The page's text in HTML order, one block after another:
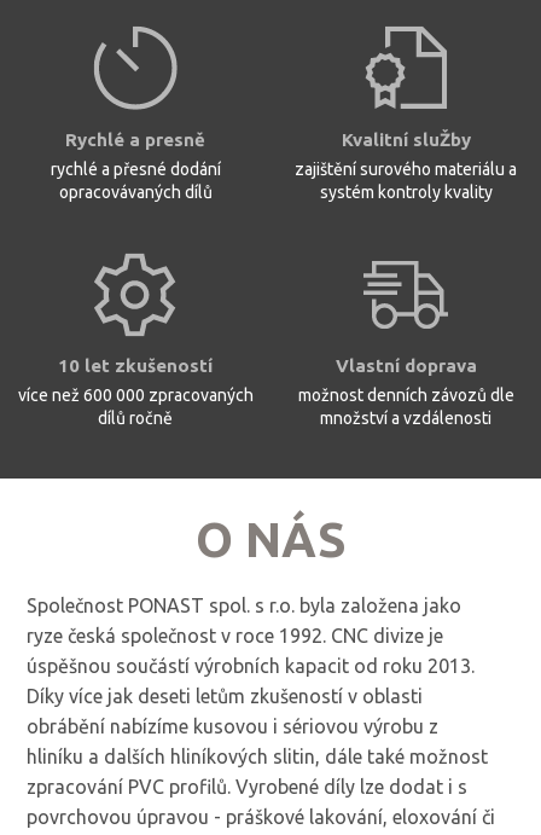
Rychlé a presně
rychlé a přesné dodání
opracovávaných dílů
Kvalitní sluŽby
zajištění surového materiálu a
systém kontroly kvality
10 let zkušeností
více než 600 000 zpracovaných
dílů ročně
Vlastní doprava
možnost denních závozů dle
množství a vzdálenosti
O NÁS
Společnost PONAST spol. s r.o. byla založena jako
ryze česká společnost v roce 1992. CNC divize je
úspěšnou součástí výrobních kapacit od roku 2013.
Díky více jak deseti letům zkušeností v oblasti
obrábění nabízíme kusovou i sériovou výrobu z
hliníku a dalších hliníkových slitin, dále také možnost
zpracování PVC profilů. Vyrobené díly lze dodat i s
povrchovou úpravou - práškové lakování, eloxování či